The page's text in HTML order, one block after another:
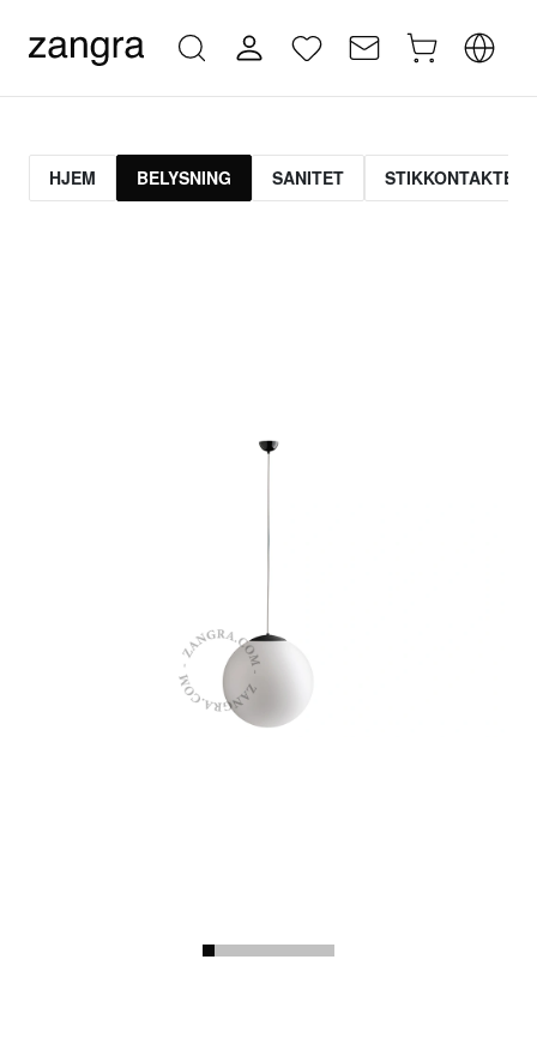
HJEM BELYSNING SANITET STIKKONTAKTER